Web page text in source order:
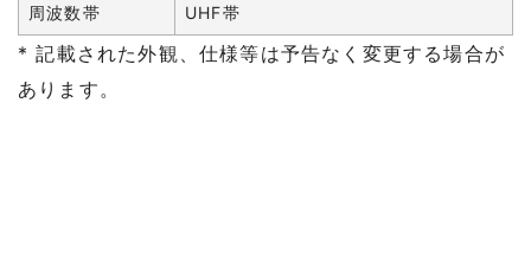
周波数帯 UHF帯
* 記載された外観、仕様等は予告なく変更する場合が
あります。